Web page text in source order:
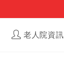
老人院資訊